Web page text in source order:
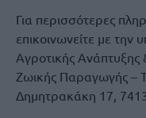
Για περισσότερες
επικοινωνείτε με την
Αγροτικής Ανάπτυξης
Ζωικής Παραγωγής –
Δημητρακάκη 17,